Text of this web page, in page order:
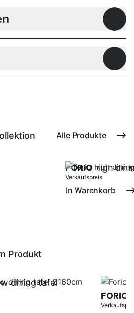
Alle Produkte
FORIOhigh
Verkaufspreis
In Warenkorb
Produkt
dining tafel
FORIO